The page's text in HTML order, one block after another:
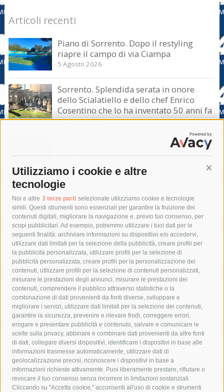
Utilizziamo i cookie e altre
tecnologie
Noi e altre 3 terze parti selezionate utilizziamo cookie e tecnologie
simili. Questi strumenti sono essenziali per garantire la fruizione dei
contenuti digitali, migliorare la navigazione e, previo tuo consenso, per
scopi pubblicitari. Ad esempio, potremmo utilizzare i tuoi dati per le
seguenti finalità: archiviare informazioni su dispositivo e/o accedervi,
utilizzare dati limitati per la selezione della pubblicità, creare profili per
la pubblicità personalizzata, utilizzare profili per la selezione di
pubblicità personalizzata, creare profili per la personalizzazione dei
contenuti, utilizzare profili per la selezione di contenuti personalizzati,
misurare le prestazioni degli annunci, misurare le prestazioni dei
contenuti, comprendere il pubblico attraverso statistiche o la
combinazione di dati provenienti da fonti diverse, sviluppare e
migliorare i servizi, utilizzare dati limitati per la selezione dei contenuti,
garantire la sicurezza, prevenire e rilevare frodi, correggere errori,
erogare e presentare pubblicità e contenuto, salvare e comunicare le
scelte sulla privacy, abbinare e combinare dati provenienti da altre fonti
di dati, collegare diversi dispositivi, identificare i dispositivi in base alle
informazioni trasmesse automaticamente, utilizzare dati di
geolocalizzazione precisi, riconoscere i dispositivi in base a
informazioni richieste attivamente. Puoi liberamente prestare, rifiutare o
revocare il tuo consenso senza incorrere in limitazioni sostanziali.
Cliccando su "Accetta cookie," acconsenti all'uso di cookie e strumenti
Articoli recenti
Piano di Sorrento. Dopo il restyling
riapre il campo di via Ciampa
5 Agosto 2026
Sorrento. Splendida serata in onore
dello Scialatiello e dello chef Enrico
Cosentino che lo ha inventato 50 anni fa
5 Agosto 2026
Sorrento. Maurizio de Giovanni presenta
Tag
acqua allerta meteo
anas
area marina protetta di punta campanella
arresto
Asl Napoli 3 sud
capitaneria di porto capri
carabinieri
castellammare di stabia
circumvesuviana
comune di sorrento
concerto
contagi
costiera amalfitana
covid-19 eav
elezioni
fondazione sorrento
gori guardia costiera
incidente
lavori
lorenzo balducelli mare
massa lubrense
massimo coppola
Meta napoli
ordinanza
penisola sorrentina
piano di sorrento
polizia municipale
protezione civile
Regione Campania
sant'agnello